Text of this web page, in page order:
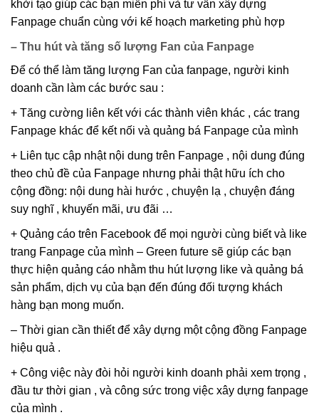
khởi tạo giúp các bạn miễn phí và tư vấn xây dựng
Fanpage chuẩn cùng với kế hoạch marketing phù hợp
– Thu hút và tăng số lượng Fan của Fanpage
Để có thể làm tăng lượng Fan của fanpage, người kinh
doanh cần làm các bước sau :
+ Tăng cường liên kết với các thành viên khác , các trang
Fanpage khác để kết nối và quảng bá Fanpage của mình
+ Liên tục cập nhật nội dung trên Fanpage , nội dung đúng
theo chủ đề của Fanpage nhưng phải thật hữu ích cho
cộng đồng: nội dung hài hước , chuyện lạ , chuyện đáng
suy nghĩ , khuyến mãi, ưu đãi …
+ Quảng cáo trên Facebook để mọi người cùng biết và like
trang Fanpage của mình – Green future sẽ giúp các bạn
thực hiện quảng cáo nhằm thu hút lượng like và quảng bá
sản phẩm, dịch vụ của bạn đến đúng đối tượng khách
hàng bạn mong muốn.
– Thời gian cần thiết để xây dựng một cộng đồng Fanpage
hiệu quả .
+ Công việc này đòi hỏi người kinh doanh phải xem trọng ,
đầu tư thời gian , và công sức trong việc xây dựng fanpage
của mình .